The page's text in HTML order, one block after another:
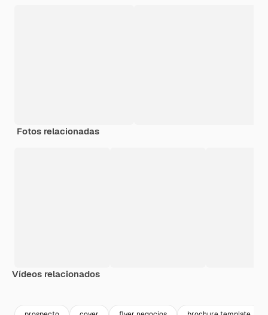
Fotos relacionadas
Vídeos relacionados